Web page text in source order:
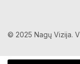
© 2025 Nagų Vizija.